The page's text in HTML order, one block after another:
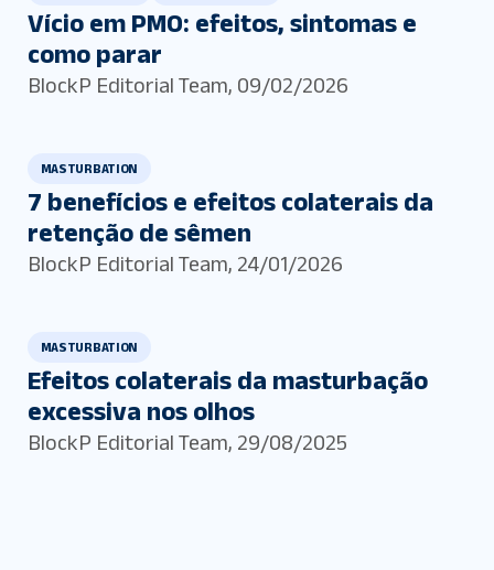
Vício em PMO: efeitos, sintomas e
como parar
BlockP Editorial Team, 09/02/2026
MASTURBATION
7 benefícios e efeitos colaterais da
retenção de sêmen
BlockP Editorial Team, 24/01/2026
MASTURBATION
Efeitos colaterais da masturbação
excessiva nos olhos
BlockP Editorial Team, 29/08/2025